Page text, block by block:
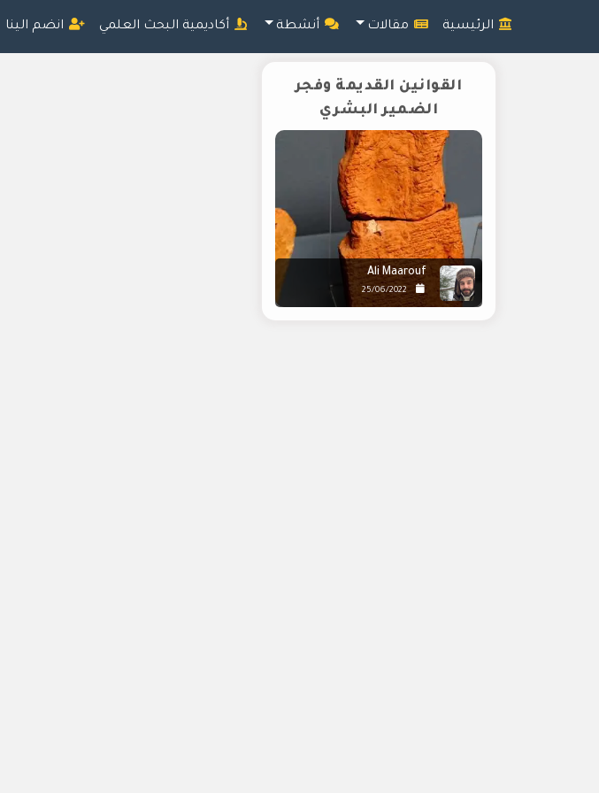
الرئيسية مقالات أنشطة أكاديمية البحث العلمي انضم الينا
القوانين القديمة وفجر
الضمير البشري
Ali Maarouf
25/06/2022